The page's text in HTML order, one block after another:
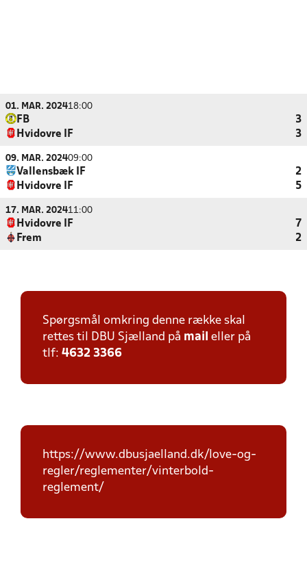
01. MAR. 202418:00
FB
3
Hvidovre IF
3
09. MAR. 202409:00
Vallensbæk IF
2
Hvidovre IF
5
17. MAR. 202411:00
Hvidovre IF
7
Frem
2
Spørgsmål omkring denne række skal
rettes til DBU Sjælland på mail eller på
tlf: 4632 3366
https://www.dbusjaelland.dk/love-og-
regler/reglementer/vinterbold-
reglement/